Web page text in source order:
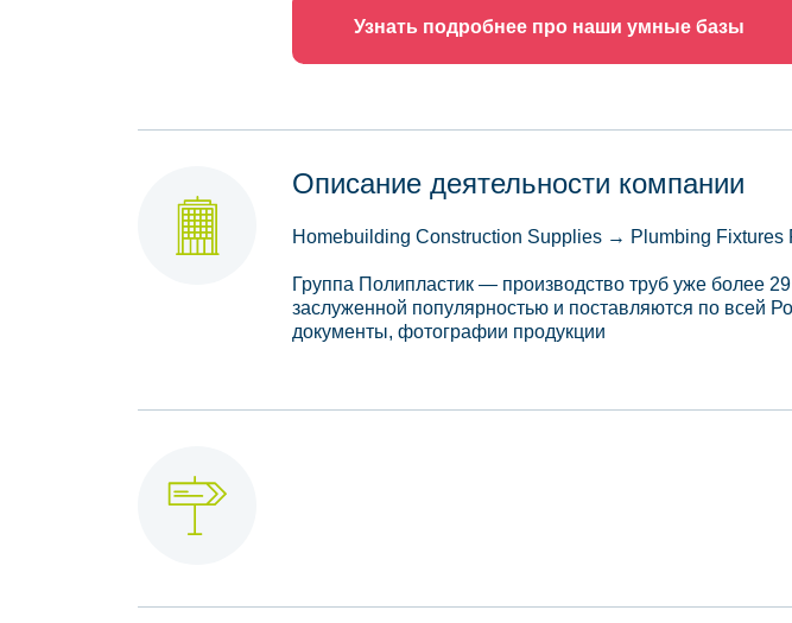
Узнать подробнее про наши умные базы
Описание деятельности компании
Homebuilding Construction Supplies → Plumbing Fixtures
Группа Полипластик — производство труб уже более
заслуженной популярностью и поставляются по всей
документы, фотографии продукции